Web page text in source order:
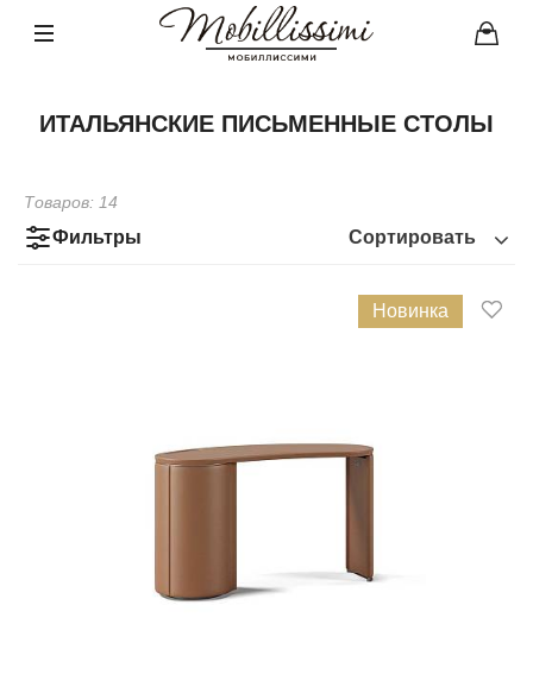
ИТАЛЬЯНСКИЕ ПИСЬМЕННЫЕ СТОЛЫ
Фильтры Сортировать
Товаров: 14
Новинка